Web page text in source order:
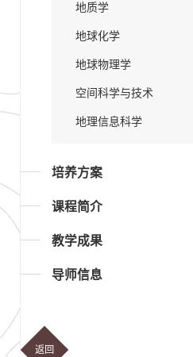
地质学
地球化学
地球物理学
空间科学与技术
地理信息科学
培养方案
课程简介
教学成果
导师信息
返回